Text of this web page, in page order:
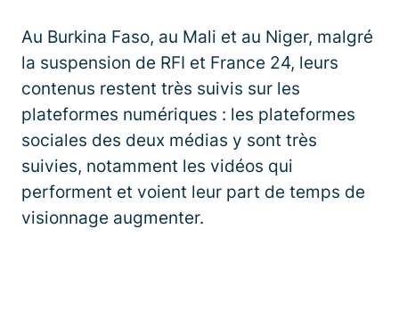
Au Burkina Faso, au Mali et au Niger, malgré
la suspension de RFI et France 24, leurs
contenus restent très suivis sur les
plateformes numériques : les plateformes
sociales des deux médias y sont très
suivies, notamment les vidéos qui
performent et voient leur part de temps de
visionnage augmenter.